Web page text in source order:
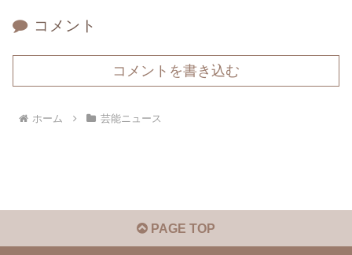
コメント
コメントを書き込む
ホーム 芸能ニュース
PAGE TOP